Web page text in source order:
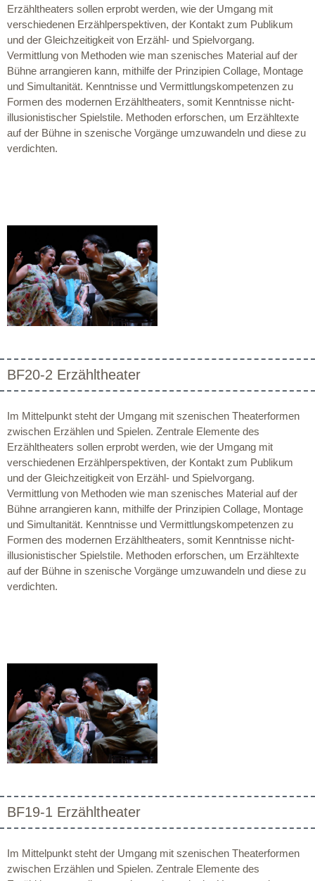
Erzähltheaters sollen erprobt werden, wie der Umgang mit
verschiedenen Erzählperspektiven, der Kontakt zum Publikum
und der Gleichzeitigkeit von Erzähl- und Spielvorgang.
Vermittlung von Methoden wie man szenisches Material auf der
Bühne arrangieren kann, mithilfe der Prinzipien Collage, Montage
und Simultanität. Kenntnisse und Vermittlungskompetenzen zu
Formen des modernen Erzähltheaters, somit Kenntnisse nicht-
illusionistischer Spielstile. Methoden erforschen, um Erzähltexte
auf der Bühne in szenische Vorgänge umzuwandeln und diese zu
verdichten.
BF20-2 Erzähltheater
Im Mittelpunkt steht der Umgang mit szenischen Theaterformen
zwischen Erzählen und Spielen. Zentrale Elemente des
Erzähltheaters sollen erprobt werden, wie der Umgang mit
verschiedenen Erzählperspektiven, der Kontakt zum Publikum
und der Gleichzeitigkeit von Erzähl- und Spielvorgang.
Vermittlung von Methoden wie man szenisches Material auf der
Bühne arrangieren kann, mithilfe der Prinzipien Collage, Montage
und Simultanität. Kenntnisse und Vermittlungskompetenzen zu
Formen des modernen Erzähltheaters, somit Kenntnisse nicht-
illusionistischer Spielstile. Methoden erforschen, um Erzähltexte
auf der Bühne in szenische Vorgänge umzuwandeln und diese zu
verdichten.
BF19-1 Erzähltheater
Im Mittelpunkt steht der Umgang mit szenischen Theaterformen
zwischen Erzählen und Spielen. Zentrale Elemente des